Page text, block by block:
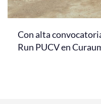
Con alta
Run PUCV en